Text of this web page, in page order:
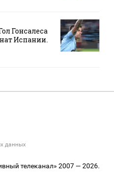
Гонсалеса
Испании.
данных
телеканал» 2007 — 2026.